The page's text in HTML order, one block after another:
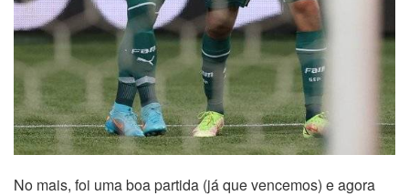
No mais, foi uma boa partida (já que vencemos) e agora